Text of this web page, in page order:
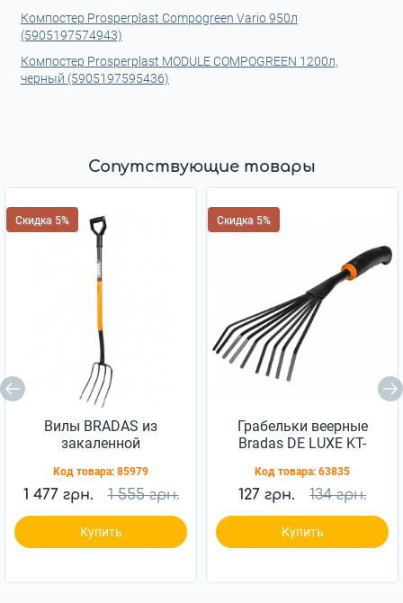
Компостер Prosperplast Compogreen Vario 950л
(5905197574943)
Компостер Prosperplast MODULE COMPOGREEN 1200л,
черный (5905197595436)
Сопутствующие товары
Скидка 5%
Вилы BRADAS из
закаленной
(KT-V2030)
Код товара: 85979
1 477 грн. 1 555 грн.
Купить
Скидка 5%
Грабельки веерные
Bradas DE LUXE KT-
Код товара: 63835
127 грн. 134 грн.
Купить